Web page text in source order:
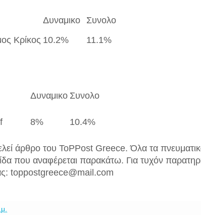
Δυναμικο
Συνολο
Κρίκος 10.2% 11.1%
Δυναμικο Συνολο
8% 10.4%
άρθρο του ToPPost Greece. Όλα τα
που αναφέρεται παρακάτω. Για τυχόν
toppostgreece@mail.com